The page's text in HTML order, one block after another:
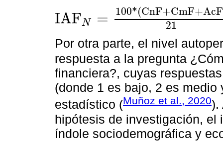
IAFN = 100*(CnF+CmF+AcF
21
IAFN= 100*(CnF+CmF+AcF)21
Por otra parte, el nivel
respuesta a la pregunta
financiera?, cuyas
(donde 1 es bajo, 2 es
estadístico (Muñoz et al., 2020).
hipótesis de investigación, el
índole sociodemográfica y